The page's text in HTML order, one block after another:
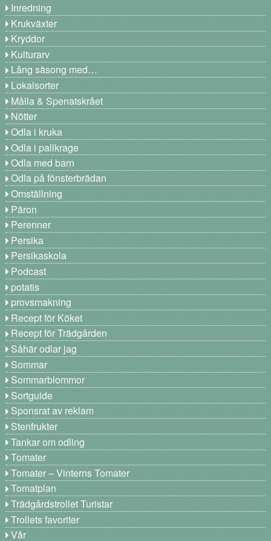
Inredning
Krukväxter
Kryddor
Kulturarv
Lång säsong med…
Lokalsorter
Målla & Spenatskrået
Nötter
Odla i kruka
Odla i pallkrage
Odla med barn
Odla på fönsterbrädan
Omställning
Päron
Perenner
Persika
Persikaskola
Podcast
potatis
provsmakning
Recept för Köket
Recept för Trädgården
Såhär odlar jag
Sommar
Sommarblommor
Sortguide
Sponsrat av reklam
Stenfrukter
Tankar om odling
Tomater
Tomater – Vinterns Tomater
Tomatplan
Trädgårdstrollet Turistar
Trollets favoriter
Vår